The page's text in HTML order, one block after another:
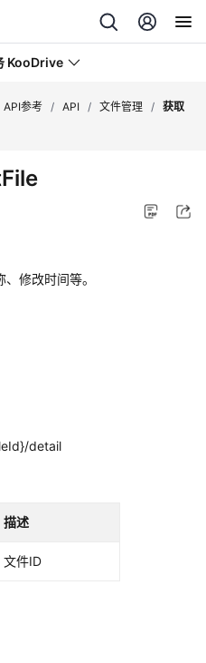
KooDrive
API参考 / API / 文件管理 / 获取
修改时间等。
detail
描述
文件ID